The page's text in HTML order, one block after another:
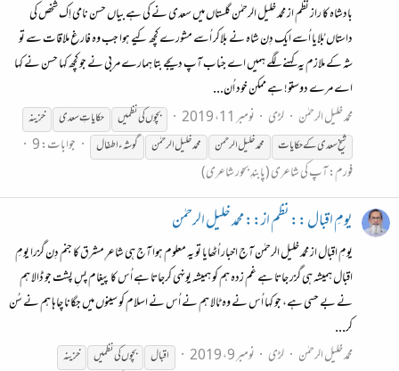
بادشاہ کا راز نظم از محمد خلیل الرحمٰن گلستاں میں سعدی نے کی ہے بیاں حسن نامی اِک شخص کی
داستاں بُلایا اُسے ایک دِن شاہ نے بلاکر اُسے مشورے کچھ کیے ہوا جب وہ فارغ ملاقات سے تو
شہ کے ملازم یہ کہنے لگے ہمیں اے جناب آپ دیجے بتا ہمارے مربی نے جو کچھ کہا حسن نے کہا
اے مرے دوستو! ہے ممکن خود اُن...
محمد خلیل الرحمٰن
لڑی نومبر 11، 2019 بچوںکینظمیں حکایاتِ سعدی
خزینہ
شیخ سعدی کے حکایات
محمد خلیل الرحمن محمد خلیل الرحمٰن گوشہء اطفال
جوابات: 9
فورم:آپ کی شاعری (پابندِ بحور شاعری)
یومِ اقبال :: نظم از:: محمد خلیل الرحمٰن
یومِ اقبال از محمد خلیل الرحمٰن آج اخبار اُٹھایا تو یہ معلوم ہوا آج ہی شاعرِ مشرق کا جنم دِن گزرا یومِ
اقبال ہمیشہ ہی گزر جاتا ہے غم زدہ ہم کو ہمیشہ یونہی کرجاتا ہے اُس کا پیغام پسِ پشت جو ڈالا ہم
نے بے حسی ہے، جو کہا اُس نے وہ ٹالا ہم نے اُس نے اسلام کو سینوں میں جگانا چاہا ہم نے سُن
کر...
محمد خلیل الرحمٰن
لڑی نومبر 9، 2019 اقبال بچوںکینظمیں
خزینہ